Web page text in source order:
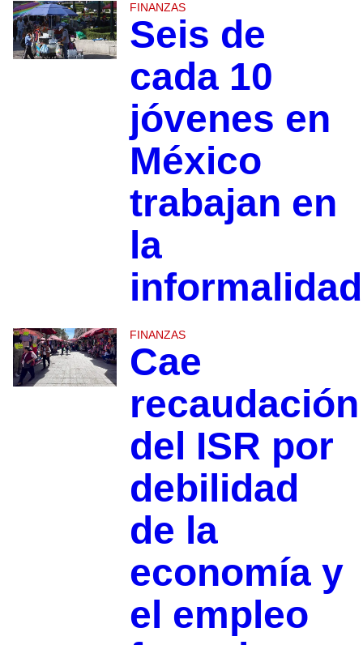
FINANZAS
Seis de
cada 10
jóvenes en
México
trabajan en
la
informalidad
FINANZAS
Cae
recaudación
del ISR por
debilidad
de la
economía y
el empleo